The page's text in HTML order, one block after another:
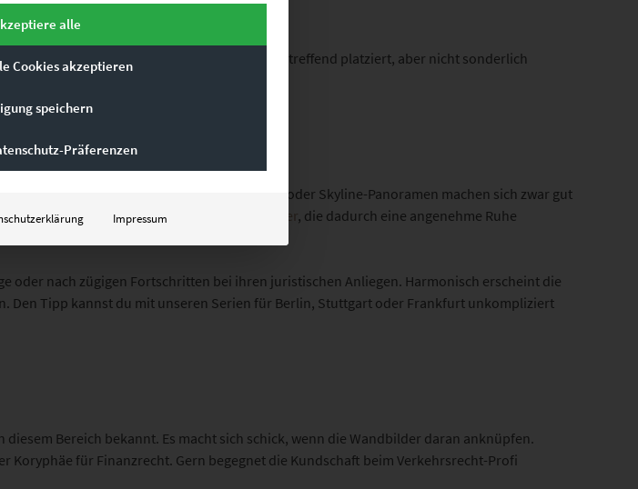
Die beliebten Motive wirken treffend platziert, aber nicht sonderlich
modern gestalten möchtest.
Schnappschüsse von Sehenswürdigkeiten oder Skyline-Panoramen machen sich zwar gut
Grautöne prägen unsere
Chromakey-Bilder, die dadurch eine angenehme Ruhe
schürt.
oder nach zügigen Fortschritten bei ihren juristischen Anliegen. Harmonisch erscheint die
Den Tipp kannst du mit unseren Serien für Berlin, Stuttgart oder Frankfurt unkompliziert
Bereich bekannt. Es macht sich schick, wenn die Wandbilder daran anknüpfen.
Koryphäe für Finanzrecht. Gern begegnet die Kundschaft beim Verkehrsrecht-Profi
alle
Cookies akzeptieren
speichern
Präferenzen
Impressum